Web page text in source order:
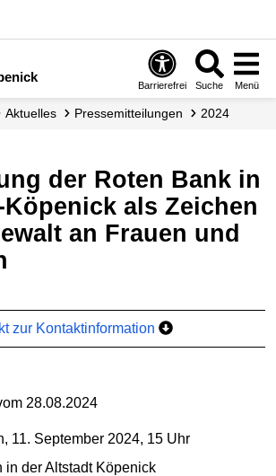
Barrierefrei Suche Menü
Aktuelles Presse­mitteilungen 2024
als Zeichen
an Frauen und
zur Kontaktinformation
28.08.2024
11. September 2024, 15 Uhr
in der Altstadt Köpenick